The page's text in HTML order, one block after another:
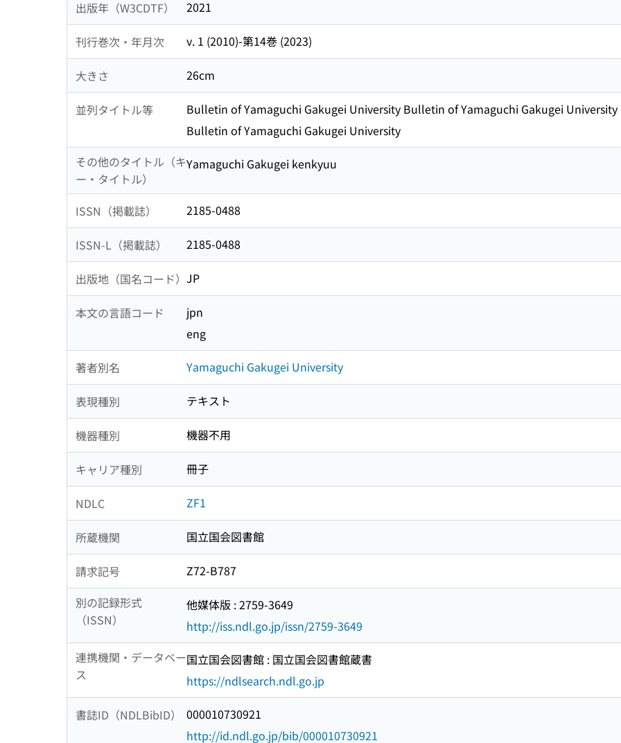
出版年（W3CDTF） 2021
刊行巻次・年月次 v. 1 (2010)-第14巻 (2023)
大きさ 26cm
並列タイトル等
Bulletin of Yamaguchi Gakugei University Bulletin of Yamaguchi Gakugei University
Bulletin of Yamaguchi Gakugei University
その他のタイトル（キ
ー・タイトル）
Yamaguchi Gakugei kenkyuu
ISSN（掲載誌） 2185-0488
ISSN-L（掲載誌） 2185-0488
出版地（国名コード） JP
本文の言語コード
jpn
eng
著者別名 Yamaguchi Gakugei University
表現種別 テキスト
機器種別 機器不用
キャリア種別 冊子
NDLC ZF1
所蔵機関 国立国会図書館
請求記号
Z72-B787
別の記録形式
（ISSN）
他媒体版 : 2759-3649
http://iss.ndl.go.jp/issn/2759-3649
連携機関・データベー
ス
国立国会図書館 : 国立国会図書館蔵書
https://ndlsearch.ndl.go.jp
書誌ID（NDLBibID）
000010730921
http://id.ndl.go.jp/bib/000010730921